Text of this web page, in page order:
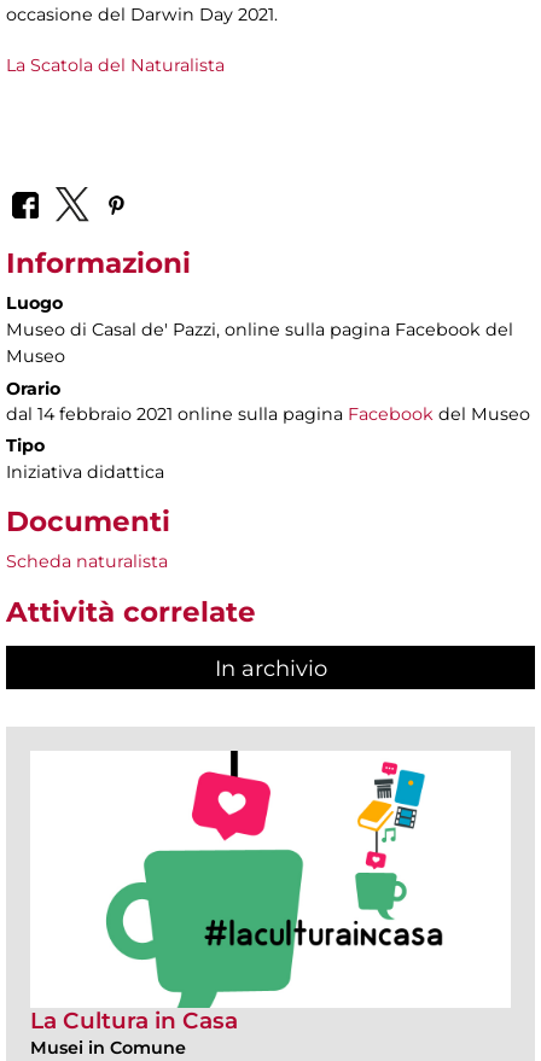
occasione del Darwin Day 2021.
La Scatola del Naturalista
Informazioni
Luogo
Museo di Casal de' Pazzi, online sulla pagina Facebook del
Museo
Orario
dal 14 febbraio 2021 online sulla pagina Facebook del Museo
Tipo
Iniziativa didattica
Documenti
Scheda naturalista
Attività correlate
In archivio
La Cultura in Casa
Musei in Comune